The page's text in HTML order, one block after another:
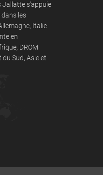
Jallatte s'appuie
les
Italie
en
DROM
du Sud, Asie et